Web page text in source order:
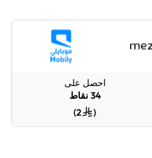
احصل على
34 نقاط
(
2
)